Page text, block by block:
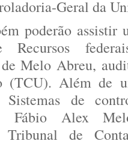
Geral da
poderão assistir
Recursos
Melo Abreu,
(TCU). Além de
Sistemas de
Fábio Alex
Tribunal de